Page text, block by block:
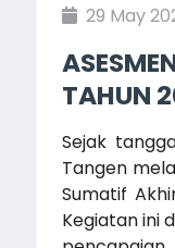
29 May
TAHUN
Sejak
Tangen
Sumatif
Kegiatan ini